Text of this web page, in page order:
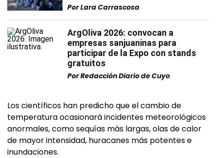
PorLara Carrascosa
ArgOliva 2026: convocan a
empresas sanjuaninas para
participar de la Expo con stands
gratuitos
PorRedacción Diario de Cuyo
Los científicos han predicho que el cambio de
temperatura ocasionará incidentes meteorológicos
anormales, como sequías más largas, olas de calor
de mayor intensidad, huracanes más potentes e
inundaciones.